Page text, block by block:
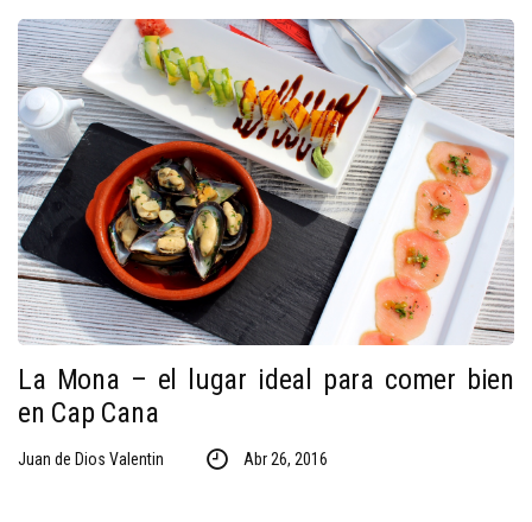
La Mona – el lugar ideal para comer bien
en Cap Cana
Juan de Dios Valentin Abr 26, 2016